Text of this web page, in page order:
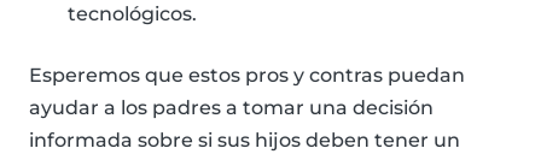
tecnológicos.
Esperemos que estos pros y contras puedan
ayudar a los padres a tomar una decisión
informada sobre si sus hijos deben tener un